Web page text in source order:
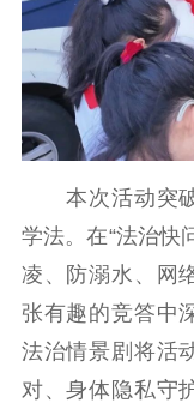
思想政治教育
精品出版
本次活动突破
学法。在“法治快
凌、防溺水、网
张有趣的竞答中
法治情景剧将活
对、身体隐私守